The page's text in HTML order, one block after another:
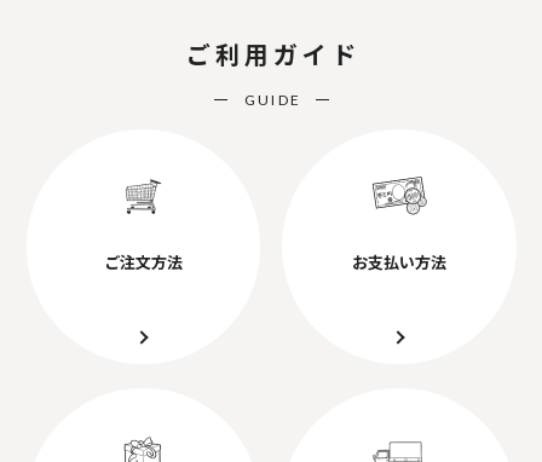
ご利用ガイド
GUIDE
ご注文方法 お支払い方法